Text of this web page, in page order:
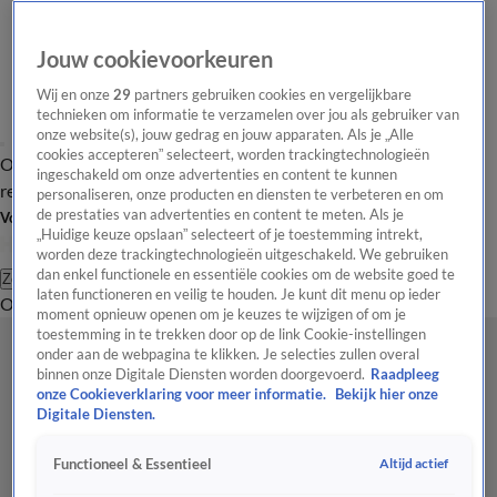
Overzicht Laatste nieuws Regionieuws Het beste van Hart
Tip de
redactie
Volg Hart van Nederland
Zoeken
OverzichtRegioUitzendingenWeerTip de redactiePanelVideo's
Jouw cookievoorkeuren
Wij en onze29 partners gebruiken cookies en vergelijkbare
technieken om informatie te verzamelen over jou als gebruiker van
onze website(s), jouw gedrag en jouw apparaten. Als je „Alle
cookies accepteren” selecteert, worden trackingtechnologieën
ingeschakeld om onze advertenties en content te kunnen
personaliseren, onze producten en diensten te verbeteren en om
de prestaties van advertenties en content te meten. Als je
„Huidige keuze opslaan” selecteert of je toestemming intrekt,
worden deze trackingtechnologieën uitgeschakeld. We gebruiken
dan enkel functionele en essentiële cookies om de website goed te
laten functioneren en veilig te houden. Je kunt dit menu op ieder
moment opnieuw openen om je keuzes te wijzigen of om je
toestemming in te trekken door op de link Cookie-instellingen
onder aan de webpagina te klikken. Je selecties zullen overal
binnen onze Digitale Diensten worden doorgevoerd. Raadpleeg
onze Cookieverklaring voor meer informatie.
Bekijk hier onze
Digitale Diensten.
Functioneel & Essentieel Altijd actief